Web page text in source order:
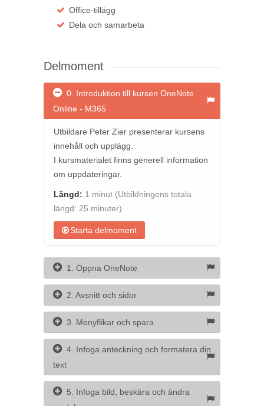
Office-tillägg
Dela och samarbeta
Delmoment
0. Introduktion till kursen OneNote
Online - M365
Utbildare Peter Zier presenterar kursens
innehåll och upplägg.
I kursmaterialet finns generell information
om uppdateringar.
Längd: 1 minut (Utbildningens totala
längd: 25 minuter)
Starta delmoment
1. Öppna OneNote
2. Avsnitt och sidor
3. Menyflikar och spara
4. Infoga anteckning och formatera din
text
5. Infoga bild, beskära och ändra